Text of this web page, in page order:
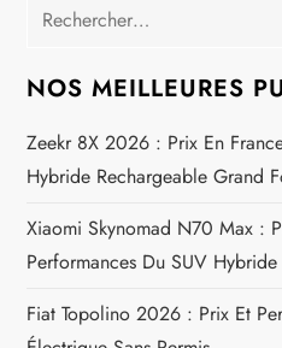
t
i
o
n
Rechercher :
NOS MEILLEURES
Zeekr 8X 2026 : Prix En
Hybride Rechargeable Grand
Xiaomi Skynomad N70 Max :
Performances Du SUV
Fiat Topolino 2026 : Prix Et